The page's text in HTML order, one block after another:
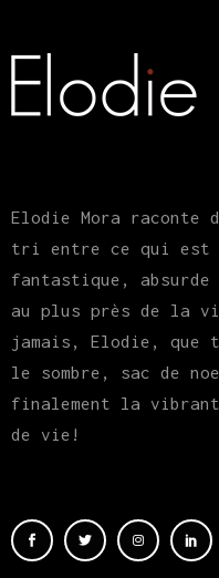
Elodie Mora
tri entre ce qui est
fantastique,
au plus près de la
jamais, Elodie, que
le sombre, sac de
finalement la
de vie!